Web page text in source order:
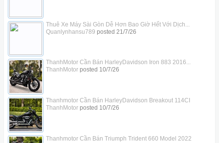
Thuê Xe Máy Sài Gòn Dễ Hơn Bao Giờ Hết Với Dịch...
Quanlynhansu789 posted 21/7/26
ThanhMotor Cần Bán HarleyDavidson Iron 883 2016...
ThanhMotorposted 10/7/26
Thanhmotor Cần Bán HarleyDavidson Breakout 114CI
ThanhMotorposted 10/7/26
Thanhmotor Cần Bán Triumph Trident 660 Model 2022